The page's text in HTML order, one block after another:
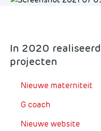
In 2020
projecten
Nieuwe materniteit
G coach
Nieuwe website